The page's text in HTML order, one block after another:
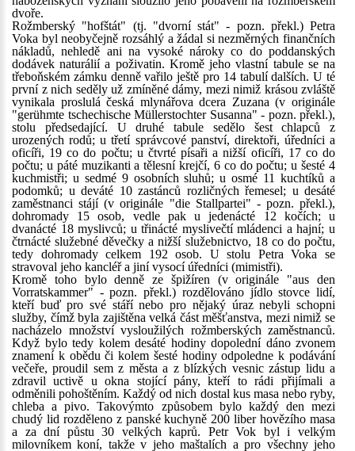
dvoře.
Rožmberský "hofštát" (tj. "dvorní stát" - pozn. překl.) Petra
Voka byl neobyčejně rozsáhlý a žádal si nezměrných finančních
nákladů, nehledě ani na vysoké nároky co do poddanských
dodávek naturálií a poživatin. Kromě jeho vlastní tabule se na
třeboňském zámku denně vařilo ještě pro 14 tabulí dalších. U té
první z nich seděly už zmíněné dámy, mezi nimiž krásou zvláště
vynikala proslulá česká mlynářova dcera Zuzana (v originále
"gerühmte tschechische Müllerstochter Susanna" - pozn. překl.),
stolu předsedající. U druhé tabule sedělo šest chlapců z
urozených rodů; u třetí správcové panství, direktoři, úředníci a
oficíři, 19 co do počtu; u čtvrté písaři a nižší oficíři, 17 co do
počtu; u páté muzikanti a tělesní krejčí, 6 co do počtu; u šesté 4
kuchmistři; u sedmé 9 osobních sluhů; u osmé 11 kuchtíků a
podomků; u deváté 10 zastánců rozličných řemesel; u desáté
zaměstnanci stájí (v originále "die Stallpartei" - pozn. překl.),
dohromady 15 osob, vedle pak u jedenácté 12 kočích; u
dvanácté 18 myslivců; u třinácté myslivečtí mládenci a hajní; u
čtrnácté služebné děvečky a nižší služebnictvo, 18 co do počtu,
tedy dohromady celkem 192 osob. U stolu Petra Voka se
stravoval jeho kancléř a jiní vysocí úředníci (mimistři).
Kromě toho bylo denně ze špižíren (v originále "aus den
Vorratskammer" - pozn. překl.) rozdělováno jídlo stovce lidí,
kteří buď pro své stáří nebo pro nějaký úraz nebyli schopni
služby, čímž byla zajištěna velká část měšťanstva, mezi nimiž se
nacházelo množství vysloužilých rožmberských zaměstnanců.
Když bylo tedy kolem desáté hodiny dopolední dáno zvonem
znamení k obědu či kolem šesté hodiny odpoledne k podávání
večeře, proudil sem z města a z blízkých vesnic zástup lidu a
zdravil uctivě u okna stojící pány, kteří to rádi přijímali a
odměnili pohoštěním. Každý od nich dostal kus masa nebo ryby,
chleba a pivo. Takovýmto způsobem bylo každý den mezi
chudý lid rozděleno z panské kuchyně 200 liber hovězího masa
a za dní půstu 30 velkých kaprů. Petr Vok byl i velkým
milovníkem koní, takže v jeho maštalích a pro všechny jeho